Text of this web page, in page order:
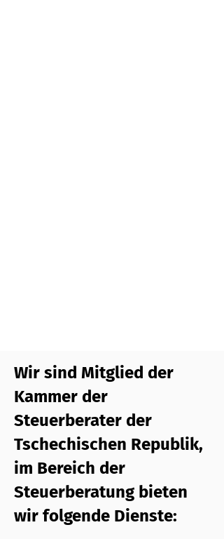
Wir sind Mitglied der
Kammer der
Steuerberater der
Tschechischen Republik,
im Bereich der
Steuerberatung bieten
wir folgende Dienste: